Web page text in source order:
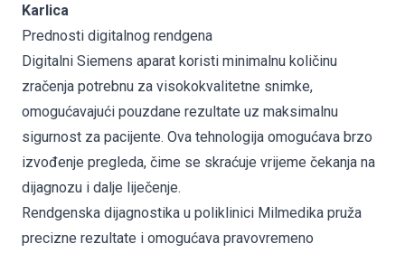
Karlica
Prednosti digitalnog rendgena
Digitalni Siemens aparat koristi minimalnu količinu
zračenja potrebnu za visokokvalitetne snimke,
omogućavajući pouzdane rezultate uz maksimalnu
sigurnost za pacijente. Ova tehnologija omogućava brzo
izvođenje pregleda, čime se skraćuje vrijeme čekanja na
dijagnozu i dalje liječenje.
Rendgenska dijagnostika u poliklinici Milmedika pruža
precizne rezultate i omogućava pravovremeno